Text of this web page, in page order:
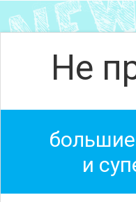
Не
и